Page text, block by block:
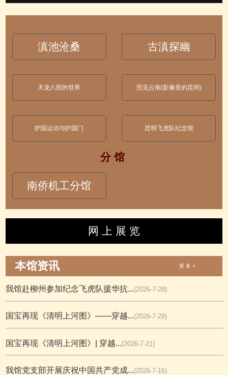
滇池沧桑 古滇探幽
天龙八部的世界 照见云南(影像里的昆明)
护国运动与护国门 昆明飞虎队纪念馆
分 馆
南侨机工分馆
网 上 展 览
本馆资讯 更 多 +
我馆赴柳州参加纪念飞虎队援华抗...(2026-7-28)
国宝再现《清明上河图》——穿越...(2026-7-28)
国宝再现《清明上河图》| 穿越...(2026-7-21)
我馆党支部开展庆祝中国共产党成...(2026-7-16)